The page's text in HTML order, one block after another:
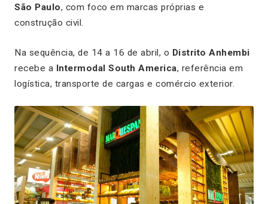
São Paulo, com foco em marcas próprias e
construção civil.
Na sequência, de 14 a 16 de abril, o Distrito Anhembi
recebe a Intermodal South America, referência em
logística, transporte de cargas e comércio exterior.